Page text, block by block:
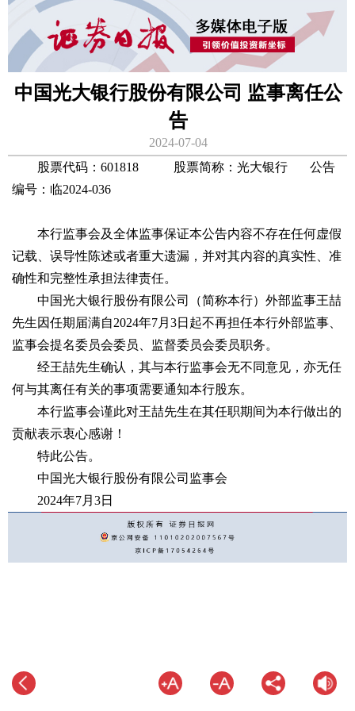
中国光大银行股份有限公司 监事离任公
告
2024-07-04
股票代码：601818 股票简称：光大银行 公告
编号：临2024-036
本行监事会及全体监事保证本公告内容不存在任何虚假
记载、误导性陈述或者重大遗漏，并对其内容的真实性、准
确性和完整性承担法律责任。
中国光大银行股份有限公司（简称本行）外部监事王喆
先生因任期届满自2024年7月3日起不再担任本行外部监事、
监事会提名委员会委员、监督委员会委员职务。
经王喆先生确认，其与本行监事会无不同意见，亦无任
何与其离任有关的事项需要通知本行股东。
本行监事会谨此对王喆先生在其任职期间为本行做出的
贡献表示衷心感谢！
特此公告。
中国光大银行股份有限公司监事会
2024年7月3日